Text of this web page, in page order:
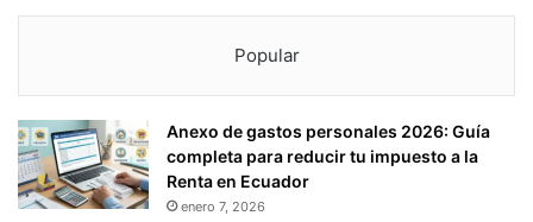
Popular
Anexo de gastos personales 2026: Guía
completa para reducir tu impuesto a la
Renta en Ecuador
enero 7, 2026